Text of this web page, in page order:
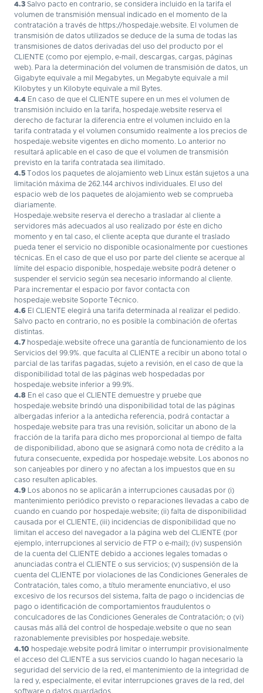
4.3 Salvo pacto en contrario, se considera incluido en la tarifa el
volumen de transmisión mensual indicado en el momento de la
contratación a través de https://hospedaje.website. El volumen de
transmisión de datos utilizados se deduce de la suma de todas las
transmisiones de datos derivadas del uso del producto por el
CLIENTE (como por ejemplo, e-mail, descargas, cargas, páginas
web). Para la determinación del volumen de transmisión de datos, un
Gigabyte equivale a mil Megabytes, un Megabyte equivale a mil
Kilobytes y un Kilobyte equivale a mil Bytes.
4.4 En caso de que el CLIENTE supere en un mes el volumen de
transmisión incluido en la tarifa, hospedaje.website reserva el
derecho de facturar la diferencia entre el volumen incluido en la
tarifa contratada y el volumen consumido realmente a los precios de
hospedaje.website vigentes en dicho momento. Lo anterior no
resultará aplicable en el caso de que el volumen de transmisión
previsto en la tarifa contratada sea ilimitado.
4.5 Todos los paquetes de alojamiento web Linux están sujetos a una
limitación máxima de 262.144 archivos individuales. El uso del
espacio web de los paquetes de alojamiento web se comprueba
diariamente.
Hospedaje.website reserva el derecho a trasladar al cliente a
servidores más adecuados al uso realizado por éste en dicho
momento y en tal caso, el cliente acepta que durante el traslado
pueda tener el servicio no disponible ocasionalmente por cuestiones
técnicas. En el caso de que el uso por parte del cliente se acerque al
límite del espacio disponible, hospedaje.website podrá detener o
suspender el servicio según sea necesario informando al cliente.
Para incrementar el espacio por favor contacta con
hospedaje.website Soporte Técnico.
4.6 El CLIENTE elegirá una tarifa determinada al realizar el pedido.
Salvo pacto en contrario, no es posible la combinación de ofertas
distintas.
4.7 hospedaje.website ofrece una garantía de funcionamiento de los
Servicios del 99.9%. que faculta al CLIENTE a recibir un abono total o
parcial de las tarifas pagadas, sujeto a revisión, en el caso de que la
disponibilidad total de las páginas web hospedadas por
hospedaje.website inferior a 99.9%.
4.8 En el caso que el CLIENTE demuestre y pruebe que
hospedaje.website brindó una disponibilidad total de las páginas
albergadas inferior a la antedicha referencia, podrá contactar a
hospedaje.website para tras una revisión, solicitar un abono de la
fracción de la tarifa para dicho mes proporcional al tiempo de falta
de disponibilidad, abono que se asignará como nota de crédito a la
futura consecuente, expedida por hospedaje.website. Los abonos no
son canjeables por dinero y no afectan a los impuestos que en su
caso resulten aplicables.
4.9 Los abonos no se aplicarán a interrupciones causadas por (i)
mantenimiento periódico previsto o reparaciones llevadas a cabo de
cuando en cuando por hospedaje.website; (ii) falta de disponibilidad
causada por el CLIENTE, (iii) incidencias de disponibilidad que no
limitan el acceso del navegador a la página web del CLIENTE (por
ejemplo, interrupciones al servicio de FTP o e-mail); (iv) suspensión
de la cuenta del CLIENTE debido a acciones legales tomadas o
anunciadas contra el CLIENTE o sus servicios; (v) suspensión de la
cuenta del CLIENTE por violaciones de las Condiciones Generales de
Contratación, tales como, a título meramente enunciativo, el uso
excesivo de los recursos del sistema, falta de pago o incidencias de
pago o identificación de comportamientos fraudulentos o
conculcadores de las Condiciones Generales de Contratación; o (vi)
causas más allá del control de hospedaje.website o que no sean
razonablemente previsibles por hospedaje.website.
4.10 hospedaje.website podrá limitar o interrumpir provisionalmente
el acceso del CLIENTE a sus servicios cuando lo hagan necesario la
seguridad del servicio de la red, el mantenimiento de la integridad de
la red y, especialmente, el evitar interrupciones graves de la red, del
software o datos guardados.